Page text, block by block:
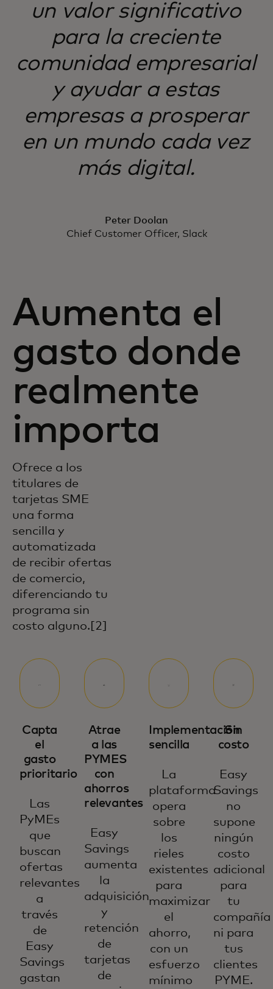
un valor significativo
para la creciente
comunidad empresarial
y ayudar a estas
empresas a prosperar
en un mundo cada vez
más digital.
Peter Doolan
Chief Customer Officer, Slack
Aumenta el
gasto donde
realmente
importa
Ofrece a los
titulares de
tarjetas SME
una forma
sencilla y
automatizada
de recibir ofertas
de comercio,
diferenciando tu
programa sin
costo alguno.[2]
Capta
el
gasto
prioritario
Las
PyMEs
que
buscan
ofertas
relevantes
a
través
de
Easy
Savings
gastan
Atrae
a las
PYMES
con
ahorros
relevantes
Easy
Savings
aumenta
la
adquisición
y
retención
de
tarjetas
de
Implementación
sencilla
La
plataforma
opera
sobre
los
rieles
existentes
para
maximizar
el
ahorro,
con un
esfuerzo
mínimo
Sin
costo
Easy
Savings
no
supone
ningún
costo
adicional
para
tu
compañía
ni para
tus
clientes
PYME.